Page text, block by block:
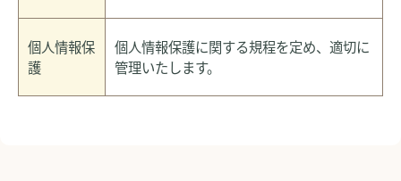
個人情報保
護
個人情報保護に関する規程を定め、適切に
管理いたします。